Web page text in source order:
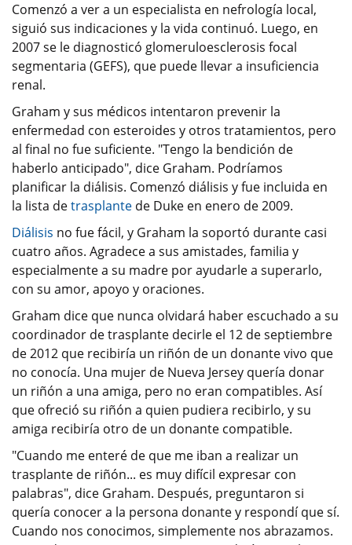
Comenzó a ver a un especialista en nefrología local,
siguió sus indicaciones y la vida continuó. Luego, en
2007 se le diagnosticó glomeruloesclerosis focal
segmentaria (GEFS), que puede llevar a insuficiencia
renal.
Graham y sus médicos intentaron prevenir la
enfermedad con esteroides y otros tratamientos, pero
al final no fue suficiente. "Tengo la bendición de
haberlo anticipado", dice Graham. Podríamos
planificar la diálisis. Comenzó diálisis y fue incluida en
la lista detrasplante de Duke en enero de 2009.
Diálisis no fue fácil, y Graham la soportó durante casi
cuatro años. Agradece a sus amistades, familia y
especialmente a su madre por ayudarle a superarlo,
con su amor, apoyo y oraciones.
Graham dice que nunca olvidará haber escuchado a su
coordinador de trasplante decirle el 12 de septiembre
de 2012 que recibiría un riñón de un donante vivo que
no conocía. Una mujer de Nueva Jersey quería donar
un riñón a una amiga, pero no eran compatibles. Así
que ofreció su riñón a quien pudiera recibirlo, y su
amiga recibiría otro de un donante compatible.
"Cuando me enteré de que me iban a realizar un
trasplante de riñón... es muy difícil expresar con
palabras", dice Graham. Después, preguntaron si
quería conocer a la persona donante y respondí que sí.
Cuando nos conocimos, simplemente nos abrazamos.